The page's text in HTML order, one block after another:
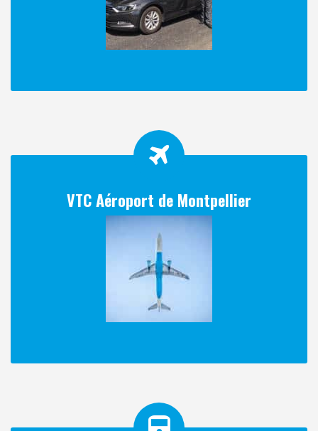
VTC Aéroport de Montpellier